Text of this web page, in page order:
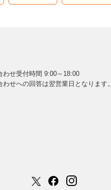
わせ受付時間 9:00～18:00
わせへの回答は翌営業日となります。